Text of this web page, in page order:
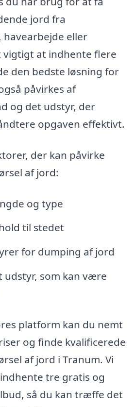
jord fra
eller
vigtigt at indhente flere
den bedste løsning for
påvirkes af
og det udstyr, der
opgaven effektivt.
der kan påvirke
af jord:
og type
til stedet
for dumping af jord
udstyr, som kan være
platform kan du nemt
og finde kvalificerede
af jord i Tranum. Vi
tre gratis og
så du kan træffe det